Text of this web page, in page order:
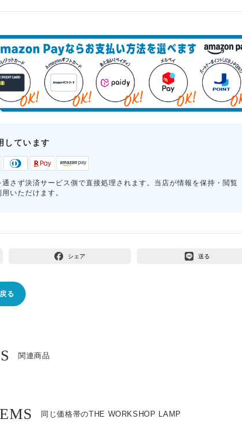
しています
さず決済サービス側で直接処理されます。当店が情報を保持・閲覧
いただけます。
シェア 送る
る
関連商品
同じ価格帯のTHE WORKSHOP LAMP